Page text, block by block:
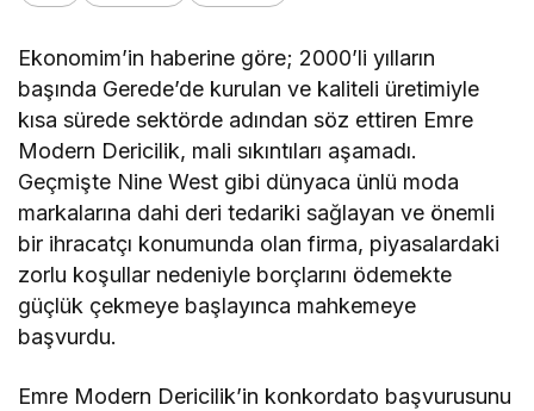
Ekonomim’in haberine göre; 2000’li yılların
başında Gerede’de kurulan ve kaliteli üretimiyle
kısa sürede sektörde adından söz ettiren Emre
Modern Dericilik, mali sıkıntıları aşamadı.
Geçmişte Nine West gibi dünyaca ünlü moda
markalarına dahi deri tedariki sağlayan ve önemli
bir ihracatçı konumunda olan firma, piyasalardaki
zorlu koşullar nedeniyle borçlarını ödemekte
güçlük çekmeye başlayınca mahkemeye
başvurdu.
Emre Modern Dericilik’in konkordato başvurusunu